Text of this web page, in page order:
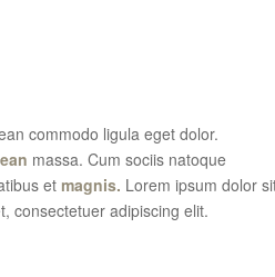
commodo ligula eget dolor.
massa. Cum sociis natoque
et magnis. Lorem ipsum dolor
consectetuer adipiscing elit.